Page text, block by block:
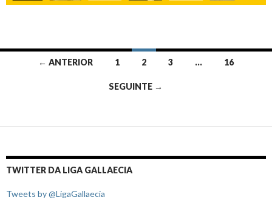
Navegação
← ANTERIOR 1 2 3 … 16
SEGUINTE →
TWITTER DA LIGA GALLAECIA
Tweets by @LigaGallaecia